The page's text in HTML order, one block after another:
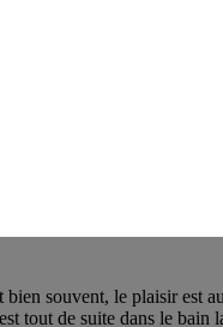
souvent, le plaisir est
tout de suite dans le bain